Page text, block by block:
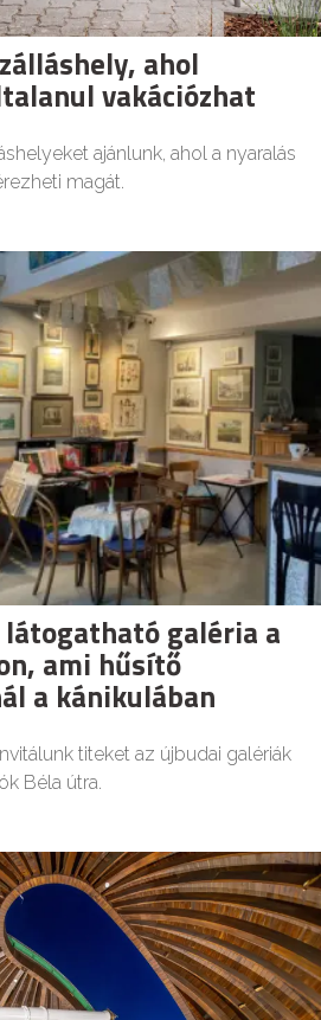
ahol
vakációzhat
ajánlunk, ahol a nyaralás
magát.
galéria a
ami hűsítő
a kánikulában
titeket az újbudai galériák
Béla útra.